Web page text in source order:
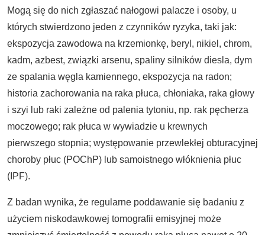
Mogą się do nich zgłaszać nałogowi palacze i osoby, u
których stwierdzono jeden z czynników ryzyka, taki jak:
ekspozycja zawodowa na krzemionkę, beryl, nikiel, chrom,
kadm, azbest, związki arsenu, spaliny silników diesla, dym
ze spalania węgla kamiennego, ekspozycja na radon;
historia zachorowania na raka płuca, chłoniaka, raka głowy
i szyi lub raki zależne od palenia tytoniu, np. rak pęcherza
moczowego; rak płuca w wywiadzie u krewnych
pierwszego stopnia; występowanie przewlekłej obturacyjnej
choroby płuc (POChP) lub samoistnego włóknienia płuc
(IPF).
Z badan wynika, że regularne poddawanie się badaniu z
użyciem niskodawkowej tomografii emisyjnej może